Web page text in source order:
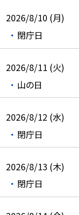
2026/8/10 (月)
閉庁日
2026/8/11 (火)
山の日
2026/8/12 (水)
閉庁日
2026/8/13 (木)
閉庁日